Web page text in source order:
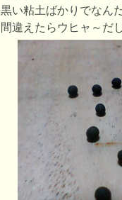
黒い粘土ばかりでなん
間違えたらウヒャ～だ